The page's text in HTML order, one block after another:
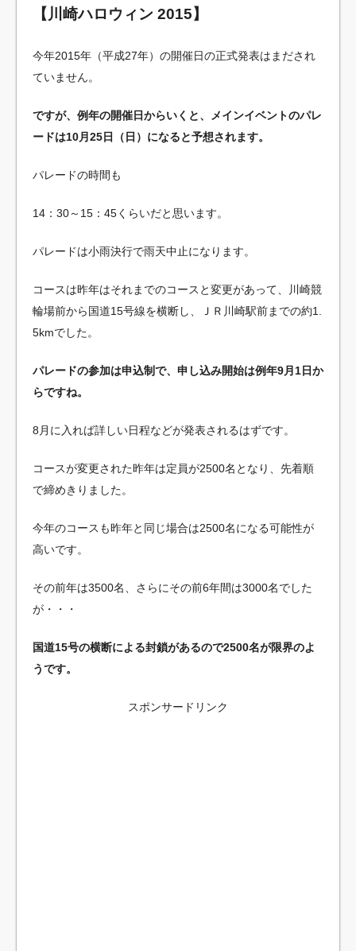
【川崎ハロウィン 2015】
今年2015年（平成27年）の開催日の正式発表はまだされ
ていません。
ですが、例年の開催日からいくと、メインイベントのパレ
ードは10月25日（日）になると予想されます。
パレードの時間も
14：30～15：45くらいだと思います。
パレードは小雨決行で雨天中止になります。
コースは昨年はそれまでのコースと変更があって、川崎競
輪場前から国道15号線を横断し、ＪＲ川崎駅前までの約1.
5kmでした。
パレードの参加は申込制で、申し込み開始は例年9月1日か
らですね。
8月に入れば詳しい日程などが発表されるはずです。
コースが変更された昨年は定員が2500名となり、先着順
で締めきりました。
今年のコースも昨年と同じ場合は2500名になる可能性が
高いです。
その前年は3500名、さらにその前6年間は3000名でした
が・・・
国道15号の横断による封鎖があるので2500名が限界のよ
うです。
スポンサードリンク